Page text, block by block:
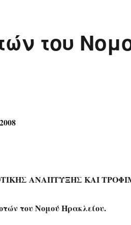
του
ΑΝΑΠΤΥΞΗΣ ΚΑΙ
του Νομού Ηρακλείου.